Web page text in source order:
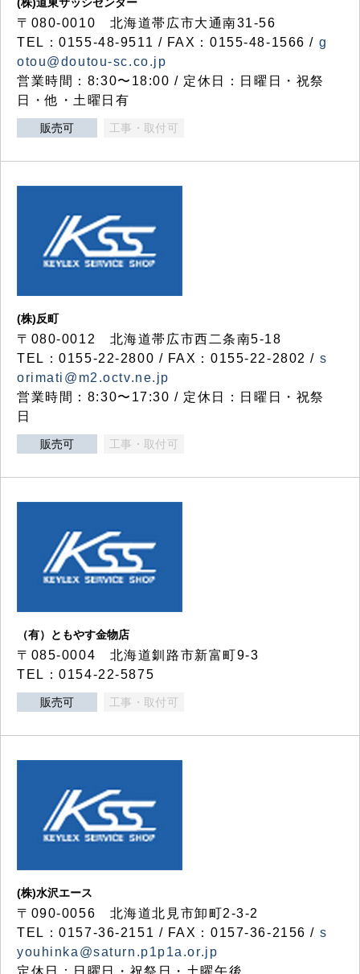
〒080-0010 北海道帯広市大通南31-56
TEL：0155-48-9511 / FAX：0155-48-1566 / g
otou@doutou-sc.co.jp
営業時間：8:30〜18:00 / 定休日：日曜日・祝祭
日・他・土曜日有
販売可 工事・取付可
(株)反町
〒080-0012 北海道帯広市西二条南5-18
TEL：0155-22-2800 / FAX：0155-22-2802 / s
orimati@m2.octv.ne.jp
営業時間：8:30〜17:30 / 定休日：日曜日・祝祭
日
販売可 工事・取付可
（有）ともやす金物店
〒085-0004 北海道釧路市新富町9-3
TEL：0154-22-5875
販売可 工事・取付可
(株)水沢エース
〒090-0056 北海道北見市卸町2-3-2
TEL：0157-36-2151 / FAX：0157-36-2156 / s
youhinka@saturn.p1p1a.or.jp
定休日：日曜日・祝祭日・土曜午後